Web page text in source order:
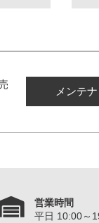
メンテ
営業時間
平日 10:00～